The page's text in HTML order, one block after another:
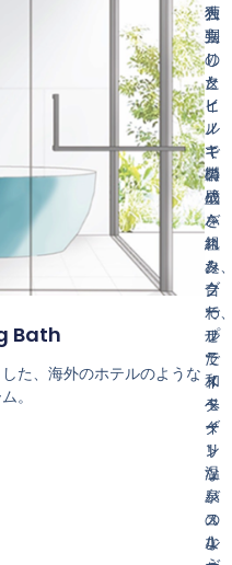
Bath
た、海外のホテルのような
。
大
判
の
タ
イ
ル
で
構
成
さ
れ
た
ク
ー
ル
で
ス
タ
イ
リ
ッ
シ
ュ
な
独
立
し
た
ヒ
ノ
キ
製
の
バ
ス
タ
ブ
で
プ
ラ
イ
ベ
ー
ト
温
泉
の
よ
石
張
り
と
ヒ
ノ
キ
の
壁
を
組
み
合
わ
せ
た
和
モ
ダ
ン
な
バ
ス
ル